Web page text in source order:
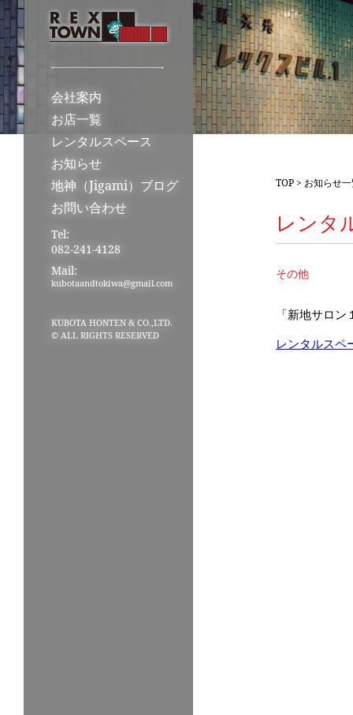
会社案内
お店一覧
レンタルスペース
お知らせ
地神（Jigami）ブログ
お問い合わせ
Tel:
082-241-4128
Mail:
kubotaandtokiwa@gmail.com
KUBOTA HONTEN & CO.,LTD.
© ALL RIGHTS RESERVED
TOP> お知らせ
レンタ
その他
「新地サロ
レンタルスペ